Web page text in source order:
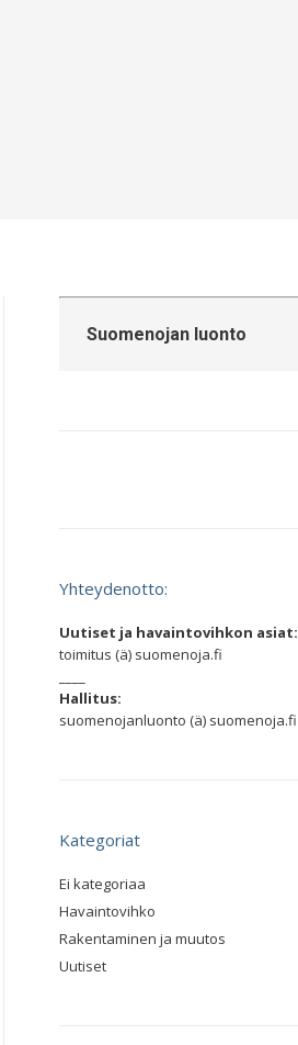
Suomenojan luonto
Yhteydenotto:
Uutiset ja havaintovihkon asiat:
toimitus (ä) suomenoja.fi
Hallitus:
suomenojanluonto (ä) suomenoja.fi
Kategoriat
Ei kategoriaa
Havaintovihko
Rakentaminen ja muutos
Uutiset